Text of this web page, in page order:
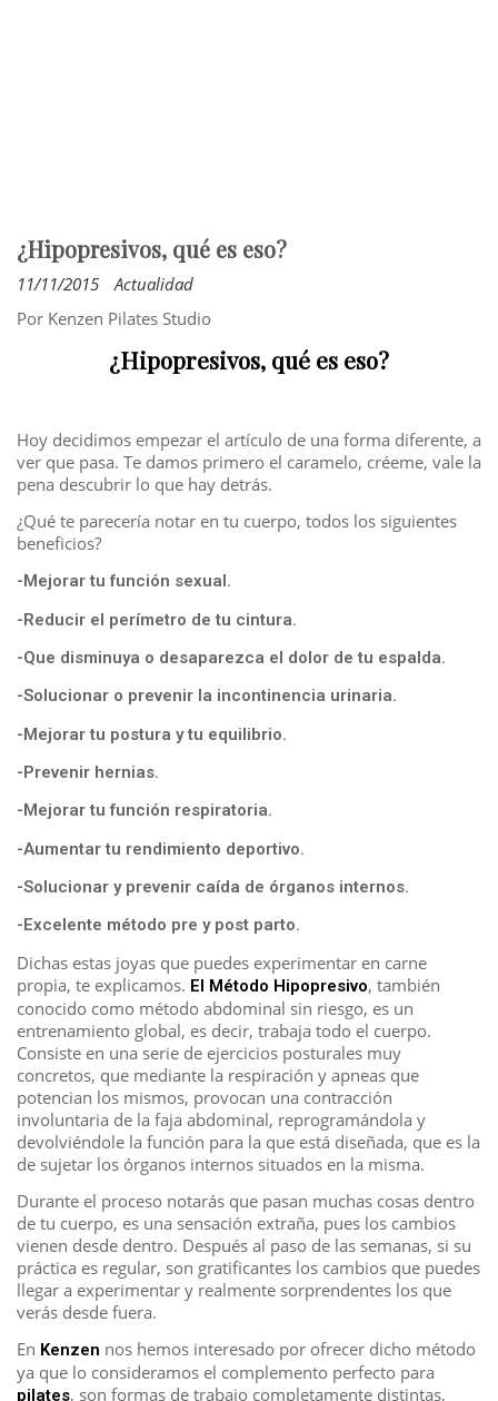
¿Hipopresivos, qué es eso?
11/11/2015
Actualidad
Por Kenzen Pilates Studio
¿Hipopresivos, qué es eso?
Hoy decidimos empezar el artículo de una forma diferente, a
ver que pasa. Te damos primero el caramelo, créeme, vale la
pena descubrir lo que hay detrás.
¿Qué te parecería notar en tu cuerpo, todos los siguientes
beneficios?
-Mejorar tu función sexual.
-Reducir el perímetro de tu cintura.
-Que disminuya o desaparezca el dolor de tu espalda.
-Solucionar o prevenir la incontinencia urinaria.
-Mejorar tu postura y tu equilibrio.
-Prevenir hernias.
-Mejorar tu función respiratoria.
-Aumentar tu rendimiento deportivo.
-Solucionar y prevenir caída de órganos internos.
-Excelente método pre y post parto.
Dichas estas joyas que puedes experimentar en carne
propia, te explicamos. El Método Hipopresivo, también
conocido como método abdominal sin riesgo, es un
entrenamiento global, es decir, trabaja todo el cuerpo.
Consiste en una serie de ejercicios posturales muy
concretos, que mediante la respiración y apneas que
potencian los mismos, provocan una contracción
involuntaria de la faja abdominal, reprogramándola y
devolviéndole la función para la que está diseñada, que es la
de sujetar los órganos internos situados en la misma.
Durante el proceso notarás que pasan muchas cosas dentro
de tu cuerpo, es una sensación extraña, pues los cambios
vienen desde dentro. Después al paso de las semanas, si su
práctica es regular, son gratificantes los cambios que puedes
llegar a experimentar y realmente sorprendentes los que
verás desde fuera.
En Kenzen nos hemos interesado por ofrecer dicho método
ya que lo consideramos el complemento perfecto para
pilates, son formas de trabajo completamente distintas,